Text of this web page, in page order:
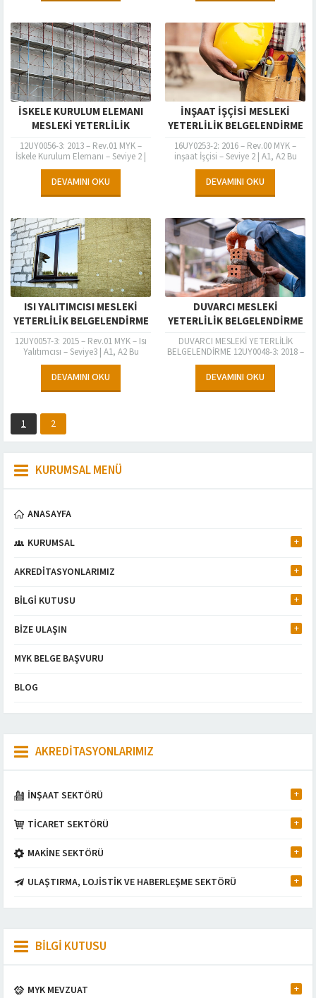
İSKELE KURULUM ELEMANI
MESLEKİ YETERLİLİK
BELGELENDİRME PROGRAMI
12UY0056-3: 2013 – Rev.01 MYK –
İskele Kurulum Elemanı – Seviye 2 |
A1, A2 Bu program, İskele Kurulum
Elemanı...
DEVAMINI OKU
İNŞAAT İŞÇİSİ MESLEKİ
YETERLİLİK BELGELENDİRME
PROGRAMI
16UY0253-2: 2016 – Rev.00 MYK –
inşaat İşçisi – Seviye 2 | A1, A2 Bu
program, inşaat İşçisi Seviye –...
DEVAMINI OKU
ISI YALITIMCISI MESLEKİ
YETERLİLİK BELGELENDİRME
PROGRAMI
12UY0057-3: 2015 – Rev.01 MYK – Isı
Yalıtımcısı – Seviye3 | A1, A2 Bu
program, Isı Yalıtımcısı Seviye 3
(12UY0057-3) Ulusal Yeterliliğine göre
adayının...
DEVAMINI OKU
DUVARCI MESLEKİ
YETERLİLİK BELGELENDİRME
PROGRAMI
DUVARCI MESLEKİ YETERLİLİK
BELGELENDİRME 12UY0048-3: 2018 –
Rev.03 MYK – Duvarcı – Seviye3 | A1,
A2 DUVARCI MESLEKİ YETERLİLİK
BELGELENDİRME,...
DEVAMINI OKU
1 2
KURUMSAL MENÜ
ANASAYFA
KURUMSAL
AKREDİTASYONLARIMIZ
BİLGİ KUTUSU
BİZE ULAŞIN
MYK BELGE BAŞVURU
BLOG
AKREDİTASYONLARIMIZ
İNŞAAT SEKTÖRÜ
TİCARET SEKTÖRÜ
MAKİNE SEKTÖRÜ
ULAŞTIRMA, LOJİSTİK VE HABERLEŞME SEKTÖRÜ
BİLGİ KUTUSU
MYK MEVZUAT